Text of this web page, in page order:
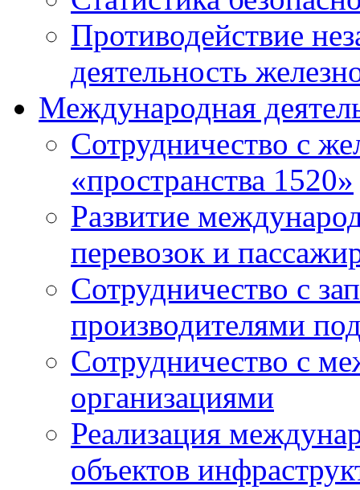
Противодействие
деятельность
Международная
Сотрудничество с
«пространства 1520»
Развитие
перевозок и
Сотрудничество с
производителями
Сотрудничество с
организациями
Реализация
объектов